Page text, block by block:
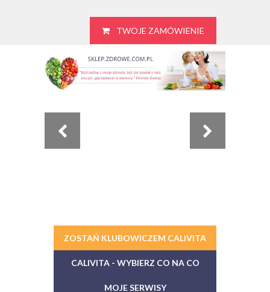
TWOJE ZAMÓWIENIE
ZOSTAŃ KLUBOWICZEM CALIVITA
CALIVITA - WYBIERZ CO NA CO
MOJE SERWISY